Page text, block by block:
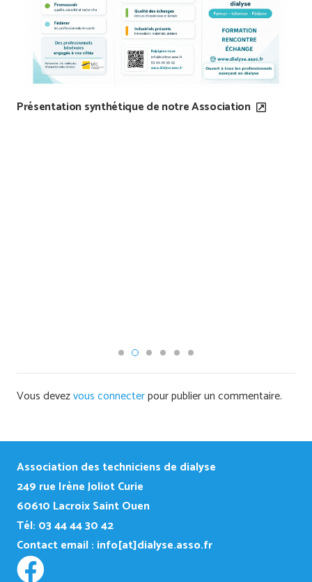
Présentation synthétique de notre Association
Vous devezvous connecterpour publier un commentaire.
Association des techniciens de dialyse
249 rue Irène Joliot Curie
60610 Lacroix Saint Ouen
Tél: 03 44 44 30 42
Contact email : info[at]dialyse.asso.fr